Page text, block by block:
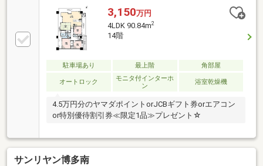
好◆安徳北小学校まで徒歩８分！お子さまの通学も安
心◆家族団らんのリビングは２面採光で明るく開放的
な空間です◆リビング横にはゴロンと横になれる落ち
着く和室
3,150万円
4LDK 90.84m2
14階
駐車場あり 最上階 角部屋
オートロック
モニタ付インターホ
ン
浴室乾燥機
4.5万円分のヤマダポイントorJCBギフト券orエアコン
or特別優待割引券≪限定1品≫プレゼント☆
サンリヤン博多南